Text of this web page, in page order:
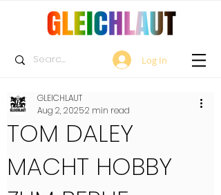
Log In
TOM DALEY
MACHT HOBBY
GLEICHLAUT
Aug 2, 20252 min read